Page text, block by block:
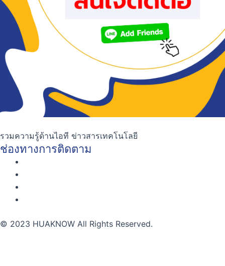
รวมความรู้ด้านไอที ข่าวสารเทคโนโลยี
ช่องทางการติดตาม
© 2023 HUAKNOW All Rights Reserved.